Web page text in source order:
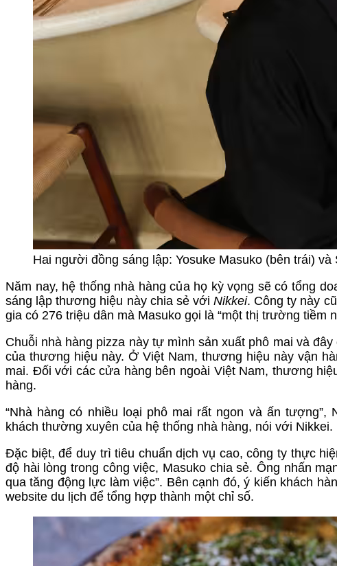
Hai người đồng sáng lập: Yosuke Masuko (bên trái) và
Năm nay, hệ thống nhà hàng của họ kỳ vọng sẽ có tổng
sáng lập thương hiệu này chia sẻ với Nikkei. Công ty này
gia có 276 triệu dân mà Masuko gọi là “một thị trường tiềm
Chuỗi nhà hàng pizza này tự mình sản xuất phô mai và
của thương hiệu này. Ở Việt Nam, thương hiệu này vận
mai. Đối với các cửa hàng bên ngoài Việt Nam, thương
hàng.
“Nhà hàng có nhiều loại phô mai rất ngon và ấn
khách thường xuyên của hệ thống nhà hàng, nói với Nikkei.
Đặc biệt, để duy trì tiêu chuẩn dịch vụ cao, công ty thực
độ hài lòng trong công việc, Masuko chia sẻ. Ông nhấn
qua tăng động lực làm việc”. Bên cạnh đó, ý kiến khách
website du lịch để tổng hợp thành một chỉ số.